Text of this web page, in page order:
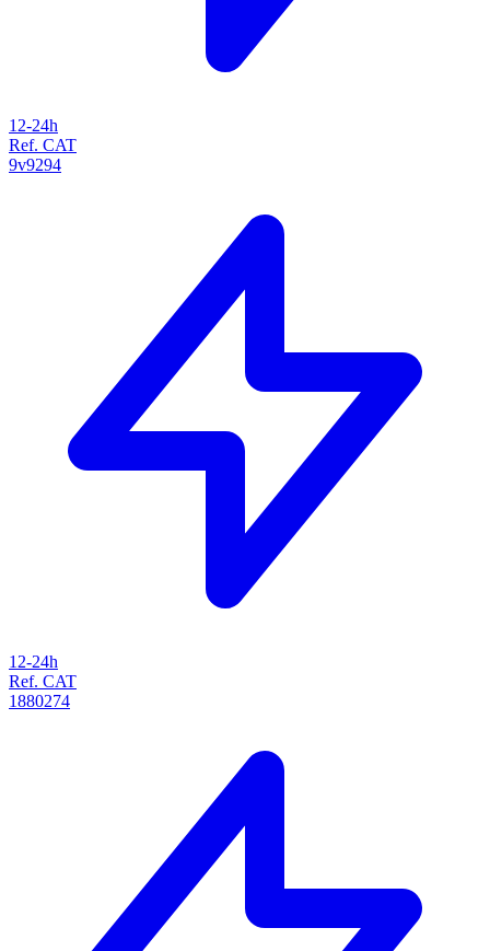
12-24h
Ref. CAT
9v9294
12-24h
Ref. CAT
1880274